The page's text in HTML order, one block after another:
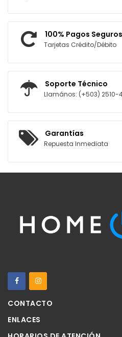
100% Pagos Seguros
Tarjetas Crédito/Débito
Soporte Técnico
Llamános: (+503) 2510-
Garantías
Repuesta Inmediata
CONTACTO
ENLACES